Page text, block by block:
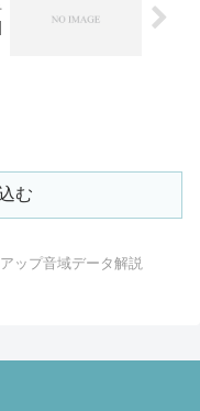
む
ップ音域データ解説